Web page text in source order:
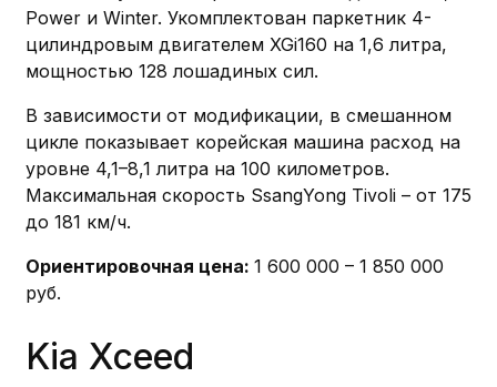
Power и Winter. Укомплектован паркетник 4-
цилиндровым двигателем XGi160 на 1,6 литра,
мощностью 128 лошадиных сил.
В зависимости от модификации, в смешанном
цикле показывает корейская машина расход на
уровне 4,1–8,1 литра на 100 километров.
Максимальная скорость SsangYong Tivoli – от 175
до 181 км/ч.
Ориентировочная цена: 1 600 000 – 1 850 000
руб.
Kia Xceed